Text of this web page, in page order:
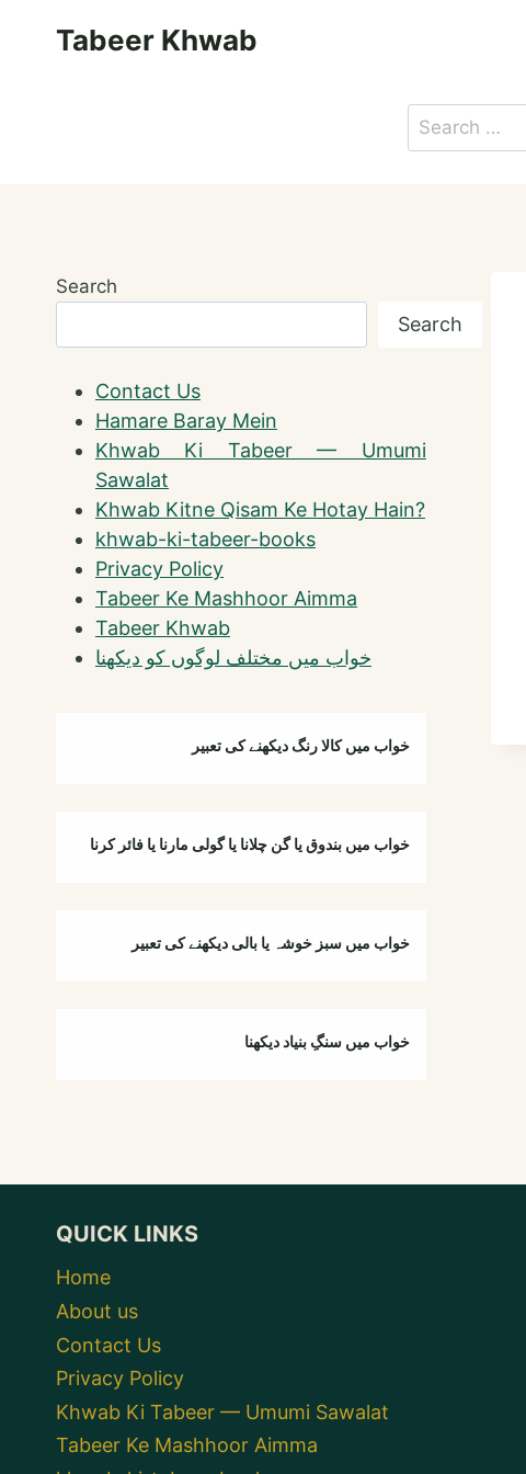
Tabeer Khwab
Search
for:
Search
Search
Contact Us
Hamare Baray Mein
Khwab Ki Tabeer — Umumi
Sawalat
Khwab Kitne Qisam Ke Hotay Hain?
khwab-ki-tabeer-books
Privacy Policy
Tabeer Ke Mashhoor Aimma
Tabeer Khwab
خواب میں مختلف لوگوں کو دیکھنا
خواب میں کالا رنگ دیکھنے کی تعبیر
خواب میں بندوق یا گن چلانا یا گولی مارنا یا فائر کرنا
خواب میں سبز خوشہ یا بالی دیکھنے کی تعبیر
خواب میں سنگِ بنیاد دیکھنا
QUICK LINKS
Home
About us
Contact Us
Privacy Policy
Khwab Ki Tabeer — Umumi Sawalat
Tabeer Ke Mashhoor Aimma